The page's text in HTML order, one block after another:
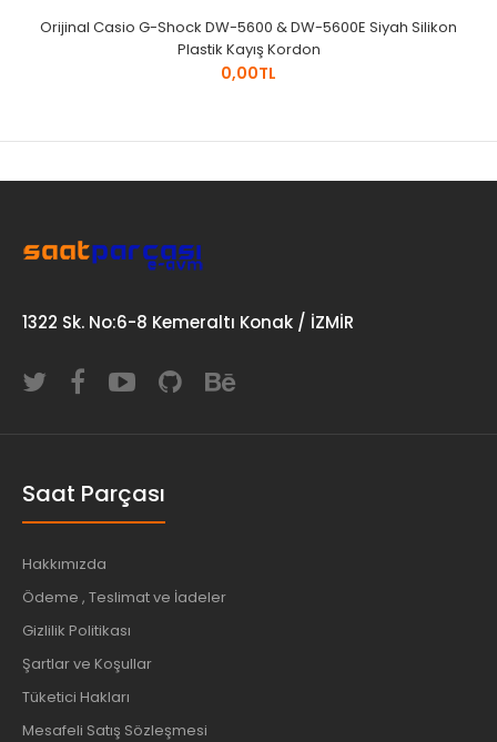
Orijinal Casio G-Shock DW-5600 & DW-5600E Siyah Silikon
Plastik Kayış Kordon
0,00TL
1322 Sk. No:6-8 Kemeraltı Konak / İZMİR
Saat Parçası
Hakkımızda
Ödeme , Teslimat ve İadeler
Gizlilik Politikası
Şartlar ve Koşullar
Tüketici Hakları
Mesafeli Satış Sözleşmesi